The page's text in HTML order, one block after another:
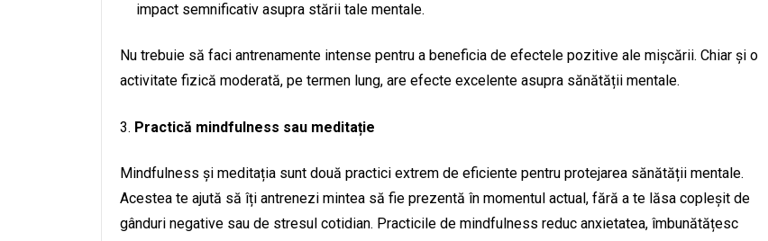
impact semnificativ asupra stării tale mentale.
Nu trebuie să faci antrenamente intense pentru a beneficia de efectele pozitive ale mișcării. Chiar și o
activitate fizică moderată, pe termen lung, are efecte excelente asupra sănătății mentale.
Practică mindfulness sau meditație
Mindfulness și meditația sunt două practici extrem de eficiente pentru protejarea sănătății mentale.
Acestea te ajută să îți antrenezi mintea să fie prezentă în momentul actual, fără a te lăsa copleșit de
gânduri negative sau de stresul cotidian. Practicile de mindfulness reduc anxietatea, îmbunătățesc